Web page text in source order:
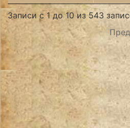
Записи с 1 до 10 из 543